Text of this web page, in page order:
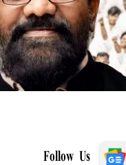
Follow Us